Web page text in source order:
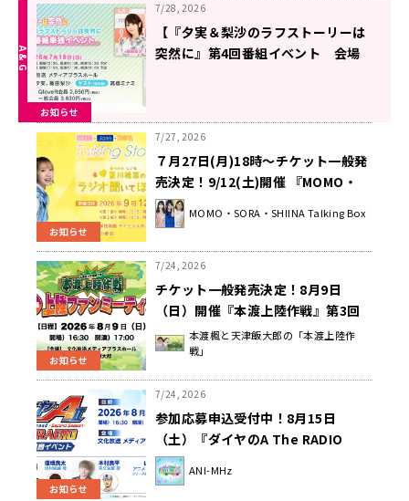
お知らせ
7/28, 2026
【『夕実＆梨沙のラフストーリーは
突然に』第4回番組イベント 会場
お知らせ
7/27, 2026
７月27日(月)18時～チケット一般発
売決定！9/12(土)開催 『MOMO・
SORA・SHIINA Talking Stage #3
～夏川椎菜のラジオ聞いてほしーな
MOMO・SORA・SHIINA Talking Box
お知らせ
7/24, 2026
チケット一般発売決定！8月9日
（日）開催『本渡上陸作戦』第3回
番組ファンミーティング
本渡楓と天津飯大郎の「本渡上陸作
戦」
お知らせ
7/24, 2026
参加応募申込受付中！8月15日
（土）『ダイヤのA The RADIO
actⅡ』番組公開録音イベント
ANI-MHz